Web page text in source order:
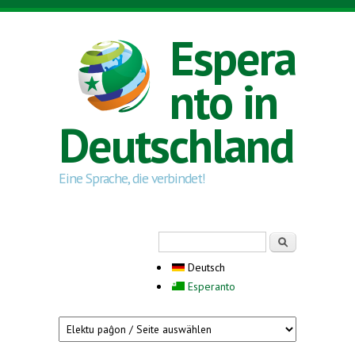
Direkt zum Inhalt
Espera
nto in
Deutschland
Eine Sprache, die verbindet!
Deutsch
Esperanto